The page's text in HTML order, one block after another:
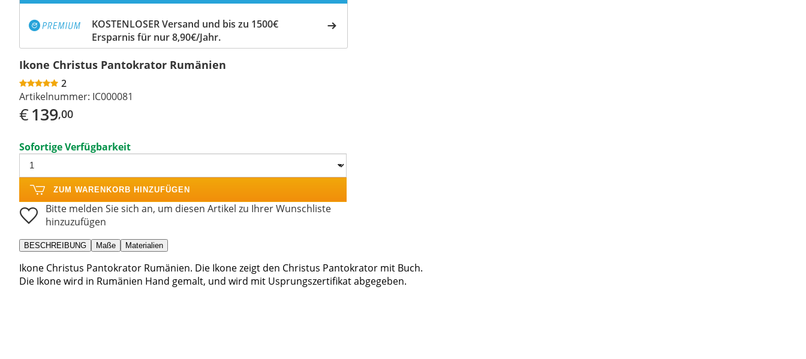
KOSTENLOSER Versand und bis zu 1500€
Ersparnis für nur 8,90€/Jahr.
Ikone Christus Pantokrator Rumänien
2
Artikelnummer: IC000081
€139,00
Sofortige Verfügbarkeit
ZUM WARENKORB HINZUFÜGEN
Bitte melden Sie sich an, um diesen Artikel zu Ihrer Wunschliste
hinzuzufügen
BESCHREIBUNG Maße Materialien
Ikone Christus Pantokrator Rumänien. Die Ikone zeigt den Christus Pantokrator mit Buch.
Die Ikone wird in Rumänien Hand gemalt, und wird mit Usprungszertifikat abgegeben.